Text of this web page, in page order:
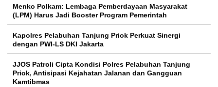
Menko Polkam: Lembaga Pemberdayaan Masyarakat
(LPM) Harus Jadi Booster Program Pemerintah
Kapolres Pelabuhan Tanjung Priok Perkuat Sinergi
dengan PWI-LS DKI Jakarta
JJOS Patroli Cipta Kondisi Polres Pelabuhan Tanjung
Priok, Antisipasi Kejahatan Jalanan dan Gangguan
Kamtibmas